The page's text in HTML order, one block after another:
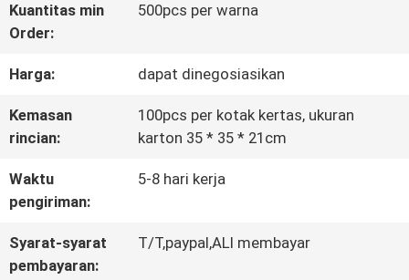
KUALITAS
KAMI
BERITA
Kuantitas min
Order:
500pcs per warna
Harga: dapat dinegosiasikan
Kemasan
rincian:
100pcs per kotak kertas, ukuran
karton 35 * 35 * 21cm
Waktu
pengiriman:
5-8 hari kerja
Syarat-syarat
pembayaran:
T/T,paypal,ALI membayar